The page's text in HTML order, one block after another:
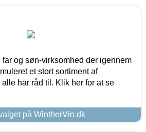
og søn-virksomhed der igennem
et stort sortiment af
har råd til. Klik her for at se
på WintherVin.dk